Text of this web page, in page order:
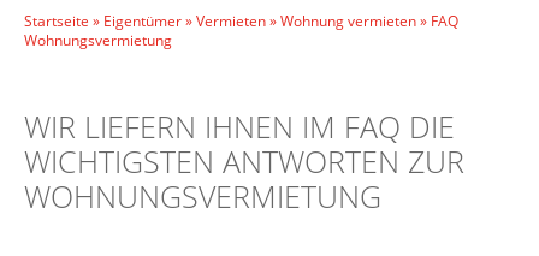
Startseite » Eigentümer»Vermieten»Wohnung vermieten» FAQ
Wohnungsvermietung
WIR LIEFERN IHNEN IM FAQ DIE
WICHTIGSTEN ANTWORTEN ZUR
WOHNUNGSVERMIETUNG